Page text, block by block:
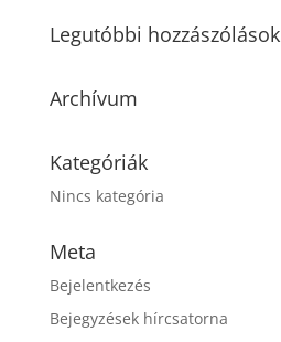
Legutóbbi hozzászólások
Archívum
Kategóriák
Nincs kategória
Meta
Bejelentkezés
Bejegyzések hírcsatorna